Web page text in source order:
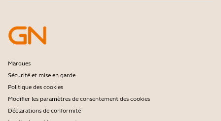
Programme Développeurs
Programme Partenaires
Politique de fin de vie de l'entreprise
Marques
Sécurité et mise en garde
Politique des cookies
Modifier les paramètres de consentement des cookies
Déclarations de conformité